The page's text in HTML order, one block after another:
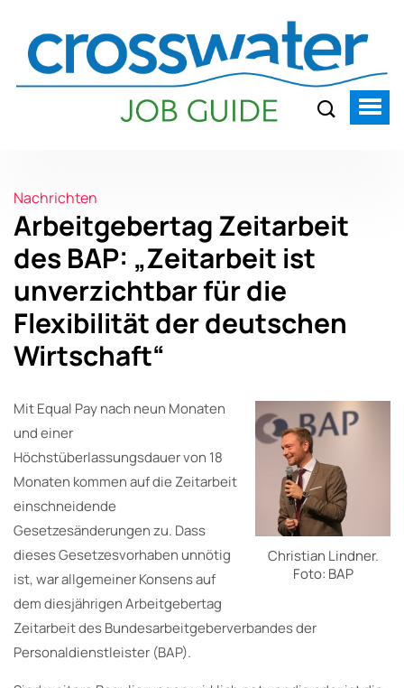
Nachrichten
Arbeitgebertag Zeitarbeit
des BAP: „Zeitarbeit ist
unverzichtbar für die
Flexibilität der deutschen
Wirtschaft“
Christian Lindner.
Foto: BAP
Mit Equal Pay nach neun Monaten
und einer
Höchstüberlassungsdauer von 18
Monaten kommen auf die Zeitarbeit
einschneidende
Gesetzesänderungen zu. Dass
dieses Gesetzesvorhaben unnötig
ist, war allgemeiner Konsens auf
dem diesjährigen Arbeitgebertag
Zeitarbeit des Bundesarbeitgeberverbandes der
Personaldienstleister (BAP).